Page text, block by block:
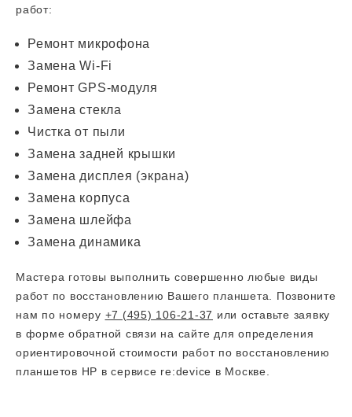
работ:
Ремонт микрофона
Замена Wi-Fi
Ремонт GPS-модуля
Замена стекла
Чистка от пыли
Замена задней крышки
Замена дисплея (экрана)
Замена корпуса
Замена шлейфа
Замена динамика
Мастера готовы выполнить совершенно любые виды
работ по восстановлению Вашего планшета. Позвоните
нам по номеру +7 (495) 106-21-37 или оставьте заявку
в форме обратной связи на сайте для определения
ориентировочной стоимости работ по восстановлению
планшетов HP в сервисе re:device в Москве.